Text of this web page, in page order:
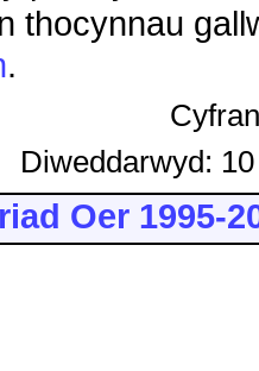
thocynnau
.
Diweddarwyd:
Oer 1995-